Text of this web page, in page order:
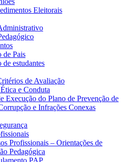
Eleitorais
de Pais
de estudantes
de Avaliação
e Conduta
Execução do Plano de Prevenção de
e Infrações Conexas
Profissionais – Orientações de
Pedagógica